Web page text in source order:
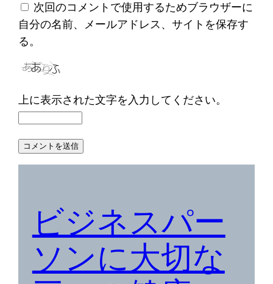
次回のコメントで使用するためブラウザーに
自分の名前、メールアドレス、サイトを保存す
る。
上に表示された文字を入力してください。
ビジネスパー
ソンに大切な